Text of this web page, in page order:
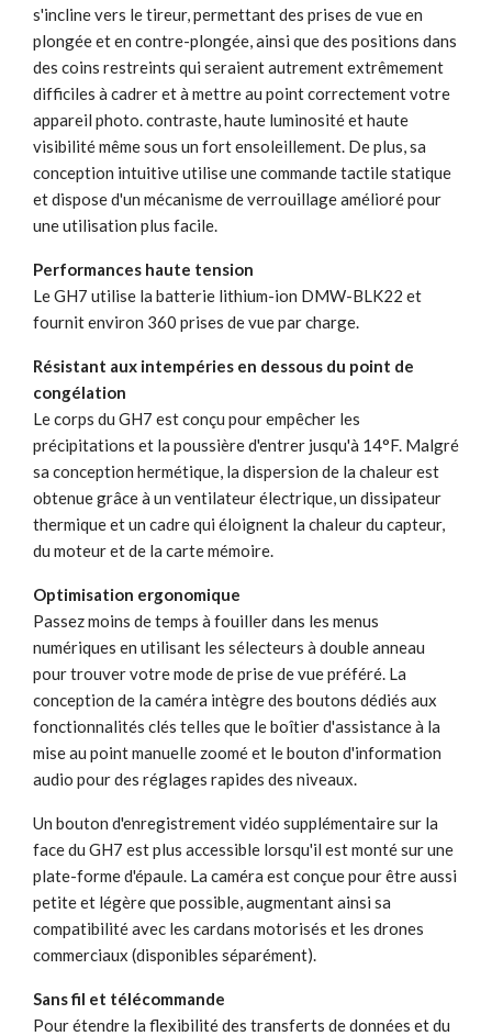
s'incline vers le tireur, permettant des prises de vue en
plongée et en contre-plongée, ainsi que des positions dans
des coins restreints qui seraient autrement extrêmement
difficiles à cadrer et à mettre au point correctement votre
appareil photo. contraste, haute luminosité et haute
visibilité même sous un fort ensoleillement. De plus, sa
conception intuitive utilise une commande tactile statique
et dispose d'un mécanisme de verrouillage amélioré pour
une utilisation plus facile.
Performances haute tension
Le GH7 utilise la batterie lithium-ion DMW-BLK22 et
fournit environ 360 prises de vue par charge.
Résistant aux intempéries en dessous du point de
congélation
Le corps du GH7 est conçu pour empêcher les
précipitations et la poussière d'entrer jusqu'à 14°F. Malgré
sa conception hermétique, la dispersion de la chaleur est
obtenue grâce à un ventilateur électrique, un dissipateur
thermique et un cadre qui éloignent la chaleur du capteur,
du moteur et de la carte mémoire.
Optimisation ergonomique
Passez moins de temps à fouiller dans les menus
numériques en utilisant les sélecteurs à double anneau
pour trouver votre mode de prise de vue préféré. La
conception de la caméra intègre des boutons dédiés aux
fonctionnalités clés telles que le boîtier d'assistance à la
mise au point manuelle zoomé et le bouton d'information
audio pour des réglages rapides des niveaux.
Un bouton d'enregistrement vidéo supplémentaire sur la
face du GH7 est plus accessible lorsqu'il est monté sur une
plate-forme d'épaule. La caméra est conçue pour être aussi
petite et légère que possible, augmentant ainsi sa
compatibilité avec les cardans motorisés et les drones
commerciaux (disponibles séparément).
Sans fil et télécommande
Pour étendre la flexibilité des transferts de données et du